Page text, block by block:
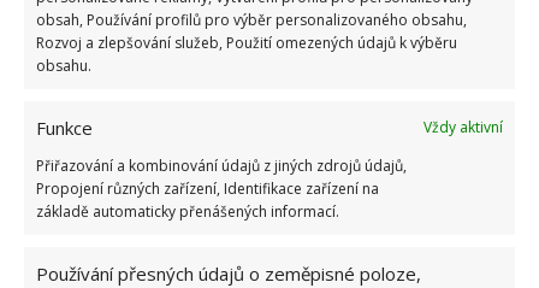
obsah, Používání profilů pro výběr personalizovaného obsahu,
Rozvoj a zlepšování služeb, Použití omezených údajů k výběru
obsahu.
Funkce
Vždy aktivní
Přiřazování a kombinování údajů z jiných zdrojů údajů,
Propojení různých zařízení, Identifikace zařízení na
základě automaticky přenášených informací.
Používání přesných údajů o zeměpisné poloze,